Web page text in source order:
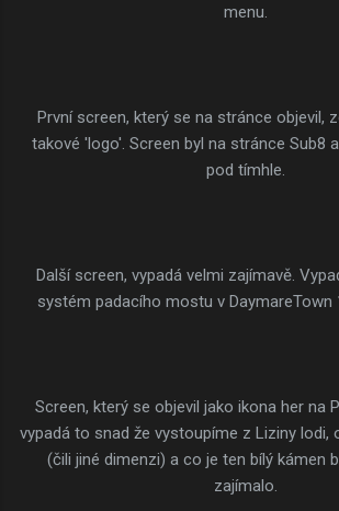
menu.
První screen, který se na stránce objevil,
takové 'logo'. Screen byl na stránce Sub8
pod tímhle.
Další screen, vypadá velmi zajímavě.
systém padacího mostu v DaymareTown
Screen, který se objevil jako ikona her na
vypadá to snad že vystoupíme z Liziny lodi,
(čili jiné dimenzi) a co je ten bílý kámen
zajímalo.